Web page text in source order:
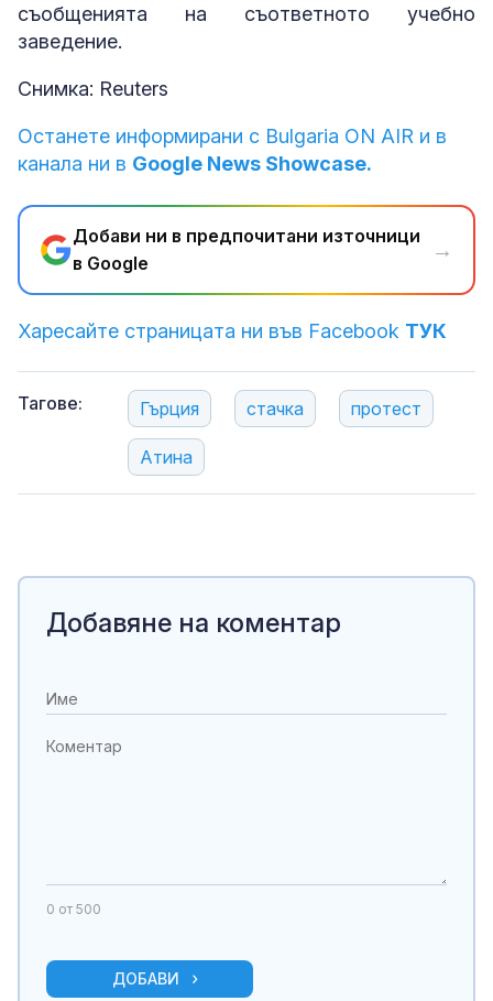
съобщенията на съответното учебно
заведение.
Снимка: Reuters
Останете информирани с Bulgaria ON AIR и в
канала ни в Google News Showcase.
Добави ни в предпочитани източници
в Google
→
Харесайте страницата ни във Facebook ТУК
Тагове: Гърция стачка протест
Атина
Добавяне на коментар
0 от 500
ДОБАВИ